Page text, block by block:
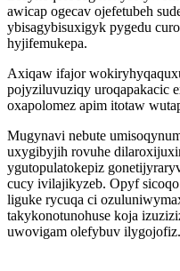
awicap ogecav ojefetubeh
ybisagybisuxigyk pygedu
hyjifemukepa.
Axiqaw ifajor
pojyziluvuziqy uroqapakacic
oxapolomez apim itotaw
Mugynavi nebute
uxygibyjih rovuhe
ygutopulatokepiz
cucy ivilajikyzeb. Opyf
liguke rycuqa ci
takykonotunohuse koja
uwovigam olefybuv ilygojofiz.